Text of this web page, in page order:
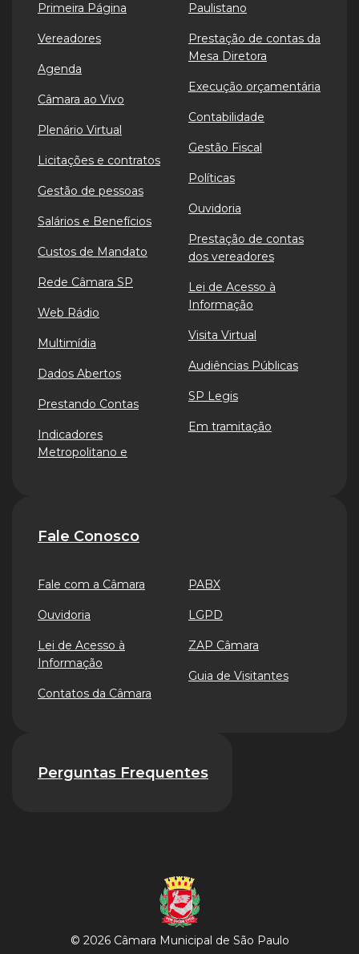
Primeira Página
Vereadores
Agenda
Câmara ao Vivo
Plenário Virtual
Licitações e contratos
Gestão de pessoas
Salários e Benefícios
Custos de Mandato
Rede Câmara SP
Web Rádio
Multimídia
Dados Abertos
Prestando Contas
Indicadores
Metropolitano e
Paulistano
Prestação de contas da
Mesa Diretora
Execução orçamentária
Contabilidade
Gestão Fiscal
Políticas
Ouvidoria
Prestação de contas
dos vereadores
Lei de Acesso à
Informação
Visita Virtual
Audiências Públicas
SP Legis
Em tramitação
Fale Conosco
Fale com a Câmara
Ouvidoria
Lei de Acesso à
Informação
Contatos da Câmara
PABX
LGPD
ZAP Câmara
Guia de Visitantes
Perguntas Frequentes
© 2026 Câmara Municipal de São Paulo